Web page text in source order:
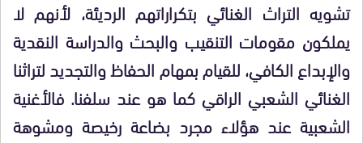
تشويه التراث الغنائي بتكراراتهم الرديئة، لأنهم لا
يملكون مقومات التنقيب والبحث والدراسة النقدية
والإبداع الكافي، للقيام بمهام الحفاظ والتجديد لتراثنا
الغنائي الشعبي الراقي كما هو عند سلفنا. فالأغنية
الشعبية عند هؤلاء مجرد بضاعة رخيصة ومشوهة